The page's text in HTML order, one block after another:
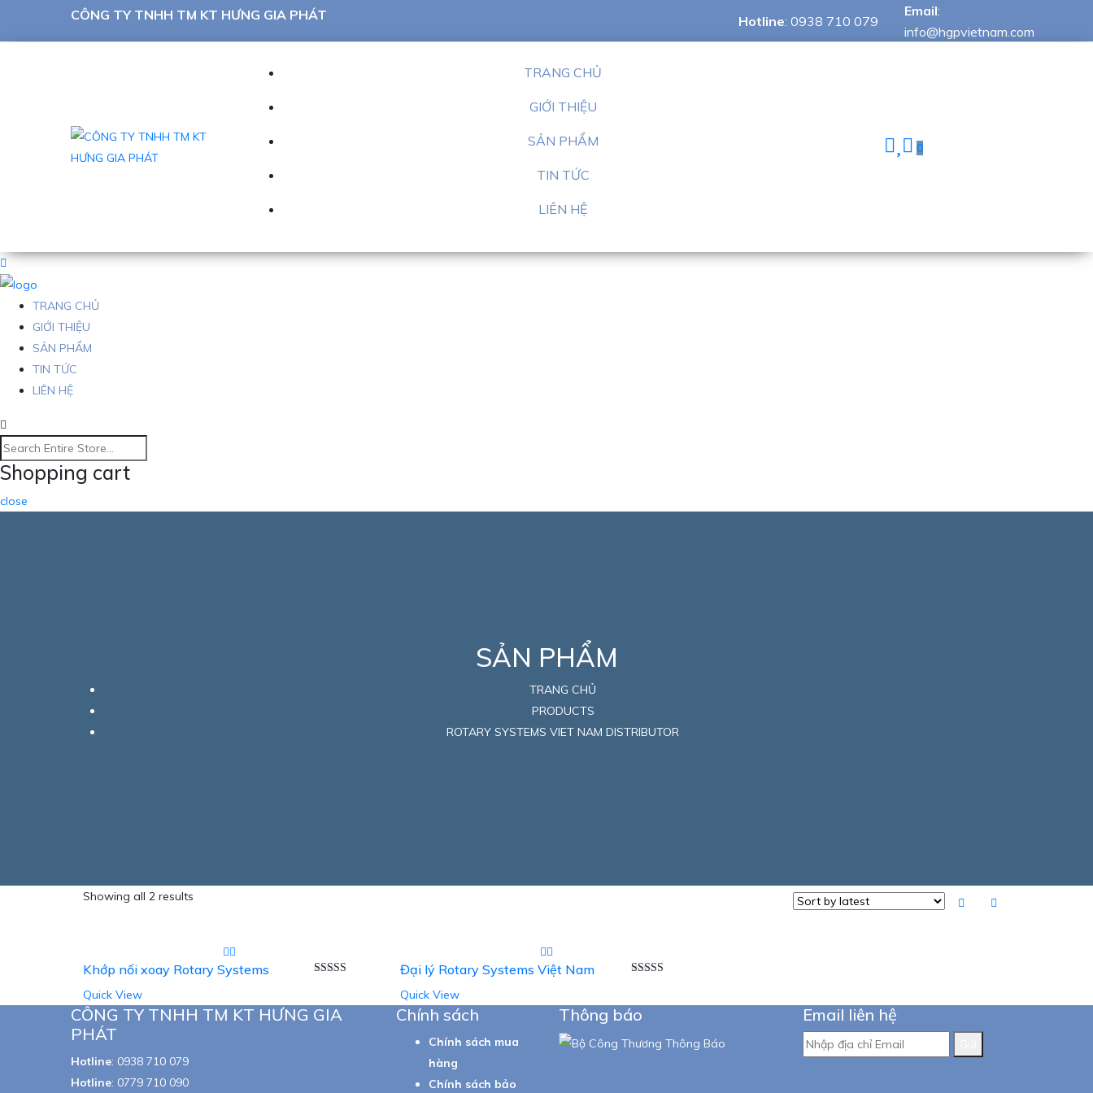
CÔNG TY TNHH TM KT HƯNG GIA PHÁT Hotline: 0938 710 079
Email:
info@hgpvietnam.com
TRANG CHỦ
GIỚI THIỆU
SẢN PHẨM
TIN TỨC
LIÊN HỆ
0
TRANG CHỦ
GIỚI THIỆU
SẢN PHẨM
TIN TỨC
LIÊN HỆ
Shopping cart
close
SẢN PHẨM
TRANG CHỦ
PRODUCTS
ROTARY SYSTEMS VIET NAM DISTRIBUTOR
Showing all 2 results
Khớp nối xoay Rotary Systems
Quick View
Đại lý Rotary Systems Việt Nam
Quick View
CÔNG TY TNHH TM KT HƯNG GIA
PHÁT
Hotline: 0938 710 079
Hotline: 0779 710 090
Chính sách
Chính sách mua
hàng
Chính sách bảo
Thông báo Email liên hệ